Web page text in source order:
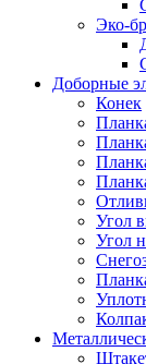
Эко-
Доборные
Конек
Угол
Угол